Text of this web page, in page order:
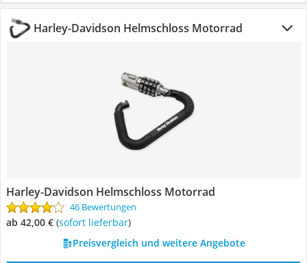
Harley-Davidson Helmschloss Motorrad
Harley-Davidson Helmschloss Motorrad
46 Bewertungen
ab 42,00 € ( Sofort lieferbar)
Preisvergleich und weitere Angebote